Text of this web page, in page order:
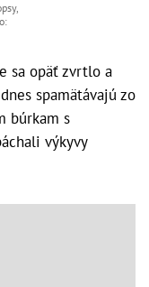
sa opäť zvrtlo a
spamätávajú zo
búrkam s
výkyvy